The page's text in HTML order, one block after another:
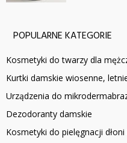
POPULARNE KATEGORIE
Kosmetyki do twarzy dla
Kurtki damskie wiosenne,
Urządzenia do
Dezodoranty damskie
Kosmetyki do pielęgnacji